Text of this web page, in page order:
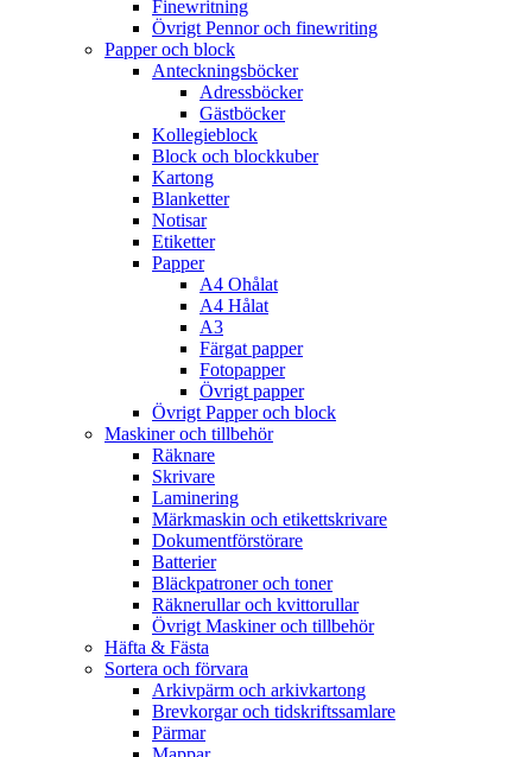
Finewritning
Övrigt Pennor och finewriting
Papper och block
Anteckningsböcker
Adressböcker
Gästböcker
Kollegieblock
Block och blockkuber
Kartong
Blanketter
Notisar
Etiketter
Papper
A4 Ohålat
A4 Hålat
A3
Färgat papper
Fotopapper
Övrigt papper
Övrigt Papper och block
Maskiner och tillbehör
Räknare
Skrivare
Laminering
Märkmaskin och etikettskrivare
Dokumentförstörare
Batterier
Bläckpatroner och toner
Räknerullar och kvittorullar
Övrigt Maskiner och tillbehör
Häfta & Fästa
Sortera och förvara
Arkivpärm och arkivkartong
Brevkorgar och tidskriftssamlare
Pärmar